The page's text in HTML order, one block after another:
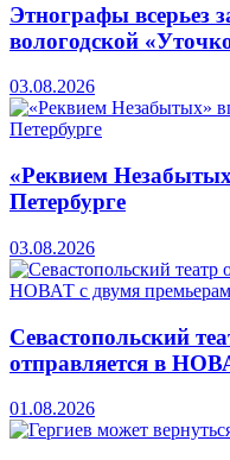
Этнографы всерьез
вологодской
03.08.2026
«Реквием
Петербурге
03.08.2026
Севастопольский
отправляется в
01.08.2026